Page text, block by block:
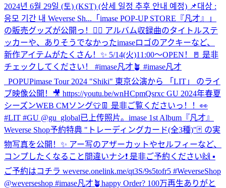
2024년 6월 29일 (토) (KST) (상세 일정 추후 안내 예정) 📌대상 :
응모 기간 내 Weverse Sh... 「imase POP-UP STORE『凡才』」
の販売グッズが公開っ！✌🏼 アルバム収録曲のタイトルステ
ッカーや、ありそうでなかったimaseロゴのアクキーなど、
新作アイテムがたくさん！✨ 5/14(火)11:00〜OPEN！🚪 是非
チェックしてください！ #imase凡才🪴 #imase凡才
_POPUPimase Tour 2024 "Shiki" 東京公演から 「LIT」 のライ
ブ映像公開！🎥 https://youtu.be/wnHCpmQsrxc GU 2024年春夏
シーズンWEB CMソング👕👖 是非ご覧くださいっ！！👀
#LIT #GU @gu_global已上传照片。 imase 1st Album『凡才』
Weverse Shop予約特典 "トレーディングカード(全3種)"🃏 の実
物写真を公開！✨ アー写のアザーカットやセルフィーなど、
コンプしたくなること間違いナシ❗️ 是非ご予約ください🙌 ▪︎
ご予約はコチラ weverse.onelink.me/qt3S/9s5tofr5 #WeverseShop
@weverseshop #imase凡才🪴happy Order? 100万再生ありがと